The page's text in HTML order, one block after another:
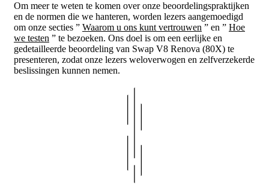
Om meer te weten te komen over onze beoordelingspraktijken
en de normen die we hanteren, worden lezers aangemoedigd
om onze secties ” Waarom u ons kunt vertrouwen ” en ” Hoe
we testen ” te bezoeken. Ons doel is om een eerlijke en
gedetailleerde beoordeling van Swap V8 Renova (80X) te
presenteren, zodat onze lezers weloverwogen en zelfverzekerde
beslissingen kunnen nemen.